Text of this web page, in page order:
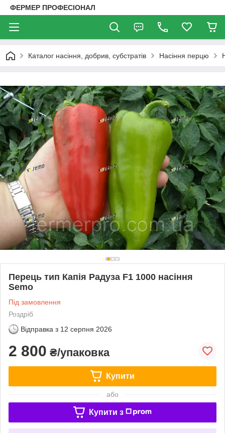
ФЕРМЕР ПРОФЕСІОНАЛ
Каталог насіння, добрив, субстратів Насіння перцю
Перець тип Капія Радуза F1 1000 насіння
Semo
Під замовлення
Роздріб
Відправка з 12 серпня 2026
2 800 ₴/упаковка
Купити
або
Купити з